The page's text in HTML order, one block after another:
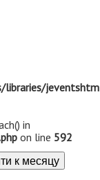
in
on line 592
к месяцу